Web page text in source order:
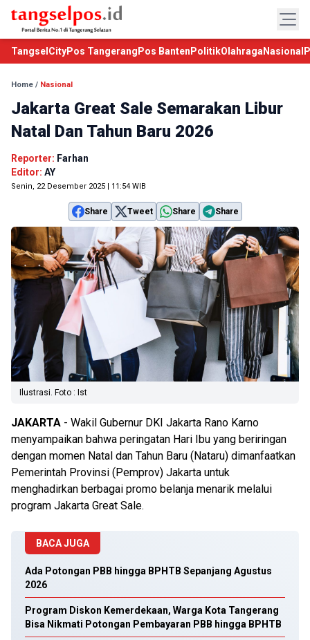
TangselCityPos Tangerang Pos Banten PolitikOlahraga Nasional
Home / Nasional
Jakarta Great Sale Semarakan Libur
Natal Dan Tahun Baru 2026
Reporter: Farhan
Editor: AY
Senin, 22 Desember 2025 | 11:54 WIB
Share Tweet Share Share
Ilustrasi. Foto : Ist
JAKARTA - Wakil Gubernur DKI Jakarta Rano Karno
menyampaikan bahwa peringatan Hari Ibu yang beriringan
dengan momen Natal dan Tahun Baru (Nataru) dimanfaatkan
Pemerintah Provinsi (Pemprov) Jakarta untuk
menghadirkan berbagai promo belanja menarik melalui
program Jakarta Great Sale.
BACA JUGA
Ada Potongan PBB hingga BPHTB Sepanjang Agustus
2026
Program Diskon Kemerdekaan, Warga Kota Tangerang
Bisa Nikmati Potongan Pembayaran PBB hingga BPHTB